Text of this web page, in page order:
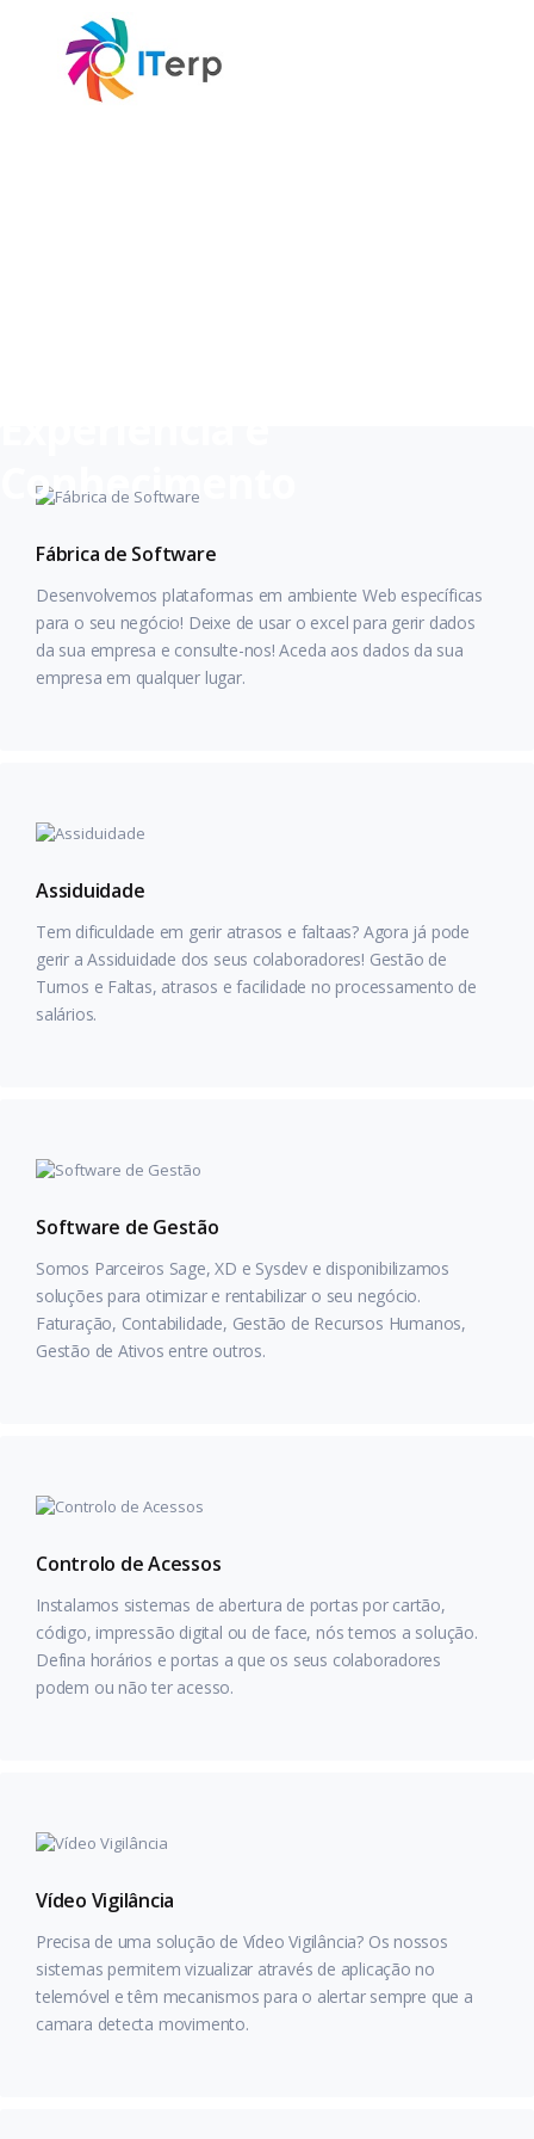
SOLUÇÕES EMPRESARIAIS
Fábrica de Software
Conhecimento
Fábrica de Software
Desenvolvemos plataformas em ambiente Web específicas
para o seu negócio! Deixe de usar o excel para gerir dados
da sua empresa e consulte-nos! Aceda aos dados da sua
empresa em qualquer lugar.
Assiduidade
Tem dificuldade em gerir atrasos e faltaas? Agora já pode
gerir a Assiduidade dos seus colaboradores! Gestão de
Turnos e Faltas, atrasos e facilidade no processamento de
salários.
Software de Gestão
Somos Parceiros Sage, XD e Sysdev e disponibilizamos
soluções para otimizar e rentabilizar o seu negócio.
Faturação, Contabilidade, Gestão de Recursos Humanos,
Gestão de Ativos entre outros.
Controlo de Acessos
Instalamos sistemas de abertura de portas por cartão,
código, impressão digital ou de face, nós temos a solução.
Defina horários e portas a que os seus colaboradores
podem ou não ter acesso.
Vídeo Vigilância
Precisa de uma solução de Vídeo Vigilância? Os nossos
sistemas permitem vizualizar através de aplicação no
telemóvel e têm mecanismos para o alertar sempre que a
camara detecta movimento.